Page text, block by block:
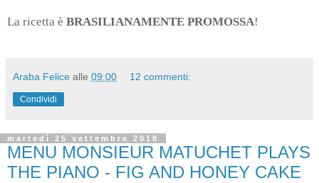
La ricetta è BRASILIANAMENTE PROMOSSA!
Araba Felice alle 09:00 12 commenti:
Condividi
martedì 25 settembre 2018
MENU MONSIEUR MATUCHET PLAYS
THE PIANO - FIG AND HONEY CAKE